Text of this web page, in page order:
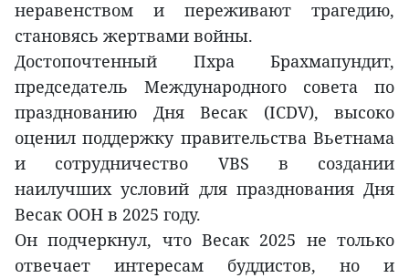
неравенством и переживают трагедию,
становясь жертвами войны.
Достопочтенный Пхра Брахмапундит,
председатель Международного совета по
празднованию Дня Весак (ICDV), высоко
оценил поддержку правительства Вьетнама
и сотрудничество VBS в создании
наилучших условий для празднования Дня
Весак ООН в 2025 году.
Он подчеркнул, что Весак 2025 не только
отвечает интересам буддистов, но и